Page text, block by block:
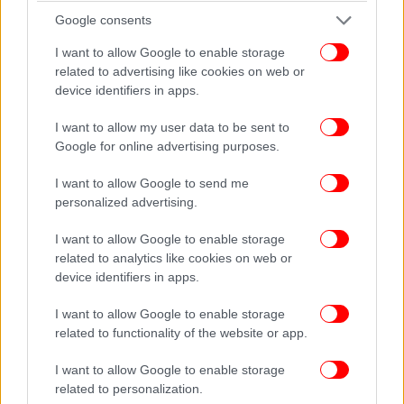
Google consents
I want to allow Google to enable storage
related to advertising like cookies on web or
device identifiers in apps.
I want to allow my user data to be sent to
Google for online advertising purposes.
I want to allow Google to send me
personalized advertising.
I want to allow Google to enable storage
related to analytics like cookies on web or
device identifiers in apps.
I want to allow Google to enable storage
related to functionality of the website or app.
I want to allow Google to enable storage
related to personalization.
οποίο βλέπετε εδώ είναι ένα κράτος το οποίο δρα
προληπτικά, γιατί νομίζω ότι αυτό οφείλουμε να
κάνουμε. Και αποδεικνύουμε ότι μία χώρα η οποία
έχει, εν πάση περιπτώσει, ιστορία σεισμικότητας,
έχει και την εμπειρία να μπορεί να αντιμετωπίζει
αυτά τα φαινόμενα.